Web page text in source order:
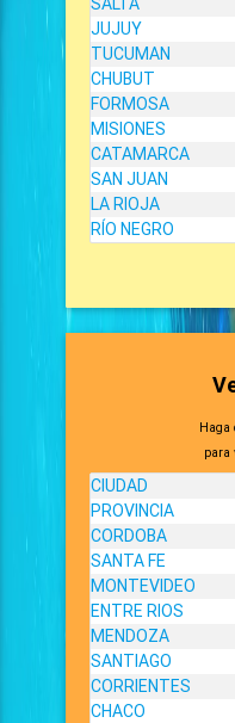
JUJUY
TUCUMAN
CHUBUT
FORMOSA
MISIONES
CATAMARCA
SAN JUAN
LA RIOJA
RÍO NEGRO
Haga
para
CIUDAD
PROVINCIA
CORDOBA
SANTA FE
MONTEVIDEO
ENTRE RIOS
MENDOZA
SANTIAGO
CORRIENTES
CHACO